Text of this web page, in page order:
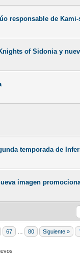
responsable de
of Sidonia y
temporada de
imagen
67 80 Siguiente »